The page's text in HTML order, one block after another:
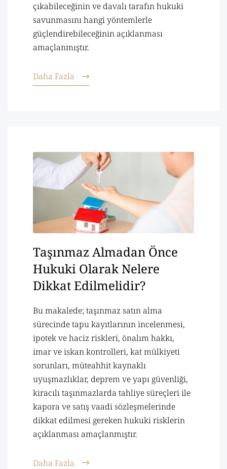
çıkabileceğinin ve davalı tarafın hukuki
savunmasını hangi yöntemlerle
güçlendirebileceğinin açıklanması
amaçlanmıştır.
Daha Fazla
Taşınmaz Almadan Önce
Hukuki Olarak Nelere
Dikkat Edilmelidir?
Bu makalede; taşınmaz satın alma
sürecinde tapu kayıtlarının incelenmesi,
ipotek ve haciz riskleri, önalım hakkı,
imar ve iskan kontrolleri, kat mülkiyeti
sorunları, müteahhit kaynaklı
uyuşmazlıklar, deprem ve yapı güvenliği,
kiracılı taşınmazlarda tahliye süreçleri ile
kapora ve satış vaadi sözleşmelerinde
dikkat edilmesi gereken hukuki risklerin
açıklanması amaçlanmıştır.
Daha Fazla